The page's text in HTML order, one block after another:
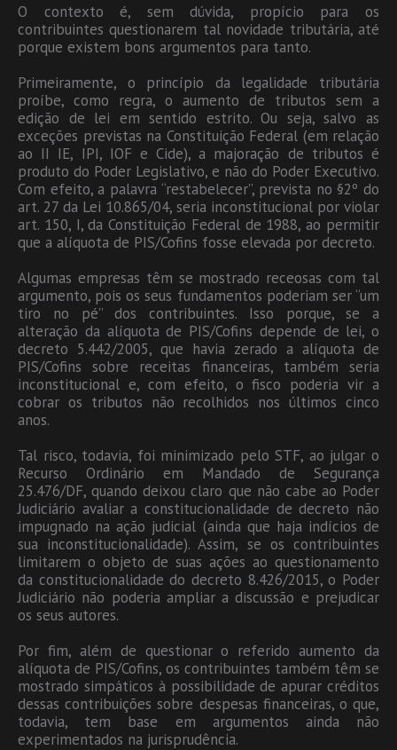
O contexto é, sem dúvida, propício para os
contribuintes questionarem tal novidade tributária, até
porque existem bons argumentos para tanto.
Primeiramente, o princípio da legalidade tributária
proíbe, como regra, o aumento de tributos sem a
edição de lei em sentido estrito. Ou seja, salvo as
exceções previstas na Constituição Federal (em relação
ao II IE, IPI, IOF e Cide), a majoração de tributos é
produto do Poder Legislativo, e não do Poder Executivo.
Com efeito, a palavra “restabelecer”, prevista no §2º do
art. 27 da Lei 10.865/04, seria inconstitucional por violar
art. 150, I, da Constituição Federal de 1988, ao permitir
que a alíquota de PIS/Cofins fosse elevada por decreto.
Algumas empresas têm se mostrado receosas com tal
argumento, pois os seus fundamentos poderiam ser “um
tiro no pé” dos contribuintes. Isso porque, se a
alteração da alíquota de PIS/Cofins depende de lei, o
decreto 5.442/2005, que havia zerado a alíquota de
PIS/Cofins sobre receitas financeiras, também seria
inconstitucional e, com efeito, o fisco poderia vir a
cobrar os tributos não recolhidos nos últimos cinco
anos.
Tal risco, todavia, foi minimizado pelo STF, ao julgar o
Recurso Ordinário em Mandado de Segurança
25.476/DF, quando deixou claro que não cabe ao Poder
Judiciário avaliar a constitucionalidade de decreto não
impugnado na ação judicial (ainda que haja indícios de
sua inconstitucionalidade). Assim, se os contribuintes
limitarem o objeto de suas ações ao questionamento
da constitucionalidade do decreto 8.426/2015, o Poder
Judiciário não poderia ampliar a discussão e prejudicar
os seus autores.
Por fim, além de questionar o referido aumento da
alíquota de PIS/Cofins, os contribuintes também têm se
mostrado simpáticos à possibilidade de apurar créditos
dessas contribuições sobre despesas financeiras, o que,
todavia, tem base em argumentos ainda não
experimentados na jurisprudência.